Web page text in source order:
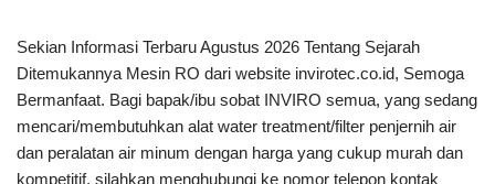
Sekian Informasi Terbaru Agustus 2026 Tentang Sejarah
Ditemukannya Mesin RO dari website invirotec.co.id, Semoga
Bermanfaat. Bagi bapak/ibu sobat INVIRO semua, yang sedang
mencari/membutuhkan alat water treatment/filter penjernih air
dan peralatan air minum dengan harga yang cukup murah dan
kompetitif, silahkan menghubungi ke nomor telepon kontak